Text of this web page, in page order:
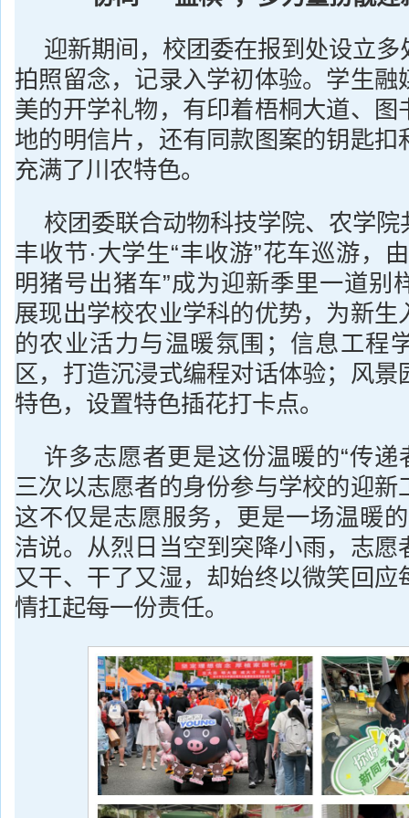
迎新期间，校团委在报到处设立
拍照留念，记录入学初体验。学生融
美的开学礼物，有印着梧桐大道、图
地的明信片，还有同款图案的钥匙扣
充满了川农特色。
校团委联合动物科技学院、农学
丰收节·大学生“丰收游”花车巡游，
明猪号出猪车”成为迎新季里一道别
展现出学校农业学科的优势，为新生
的农业活力与温暖氛围；信息工程
区，打造沉浸式编程对话体验；风景
特色，设置特色插花打卡点。
许多志愿者更是这份温暖的“传递
三次以志愿者的身份参与学校的迎新
这不仅是志愿服务，更是一场温暖
洁说。从烈日当空到突降小雨，志愿
又干、干了又湿，却始终以微笑回应
情扛起每一份责任。